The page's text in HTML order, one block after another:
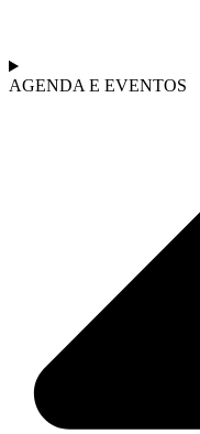
AGENDA E EVENTOS